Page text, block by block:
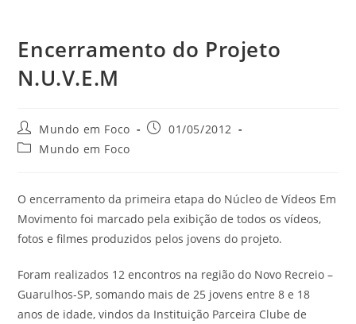
Encerramento do Projeto
N.U.V.E.M
Autor
do
post:
Mundo em Foco
Post01/05/2012
Categoria
Mundo em Foco
O encerramento da primeira etapa do Núcleo de Vídeos Em
Movimento foi marcado pela exibição de todos os vídeos,
fotos e filmes produzidos pelos jovens do projeto.
Foram realizados 12 encontros na região do Novo Recreio –
Guarulhos-SP, somando mais de 25 jovens entre 8 e 18
anos de idade, vindos da Instituição Parceira Clube de